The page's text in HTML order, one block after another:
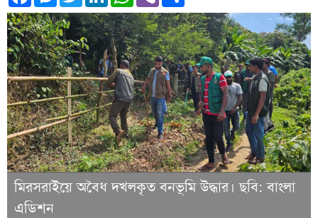
মিরসরাইয়ে অবৈধ দখলকৃত বনভূমি উদ্ধার। ছবি: বাংলা
এডিশন